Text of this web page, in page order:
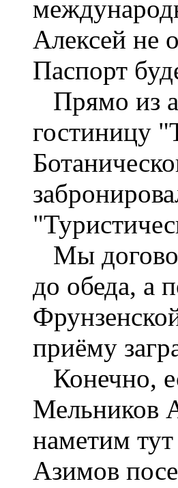
Алексей не
Паспорт
Прямо из
гостиницу
Мы
до обеда, а
приёму
Конечно,
Мельников
наметим
Азимов